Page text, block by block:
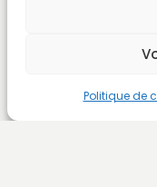
Politique de